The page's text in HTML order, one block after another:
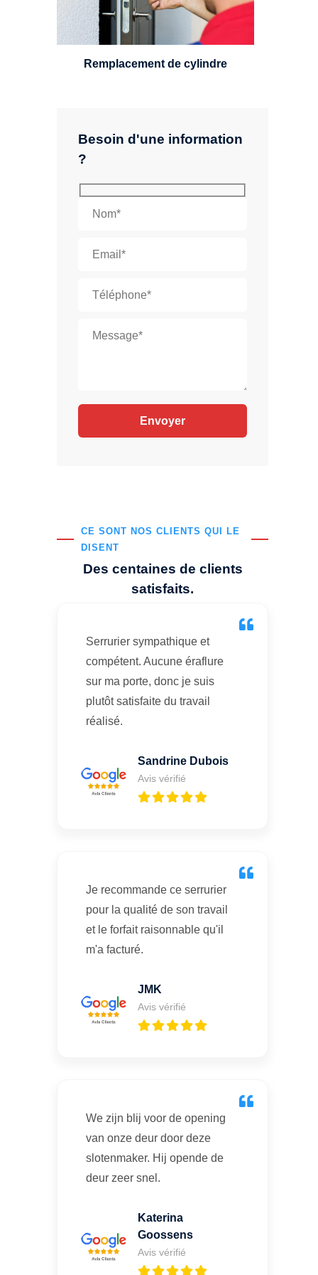
Besoin d'une information
?
CE SONT NOS CLIENTS QUI LE
DISENT
Des centaines de clients
satisfaits.
Serrurier sympathique et
compétent. Aucune éraflure
sur ma porte, donc je suis
plutôt satisfaite du travail
réalisé.
Sandrine Dubois
Avis vérifié
Je recommande ce serrurier
pour la qualité de son travail
et le forfait raisonnable qu'il
m'a facturé.
JMK
Avis vérifié
We zijn blij voor de opening
van onze deur door deze
slotenmaker. Hij opende de
deur zeer snel.
Katerina
Goossens
Avis vérifié
leviers, Mul-T-Lock ou encore
multipoints.
Remplacement de cylindre